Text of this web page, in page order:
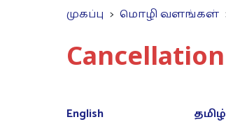
முகப்பு மொழி வளங்கள்
Cancellation
English
தமிழ்